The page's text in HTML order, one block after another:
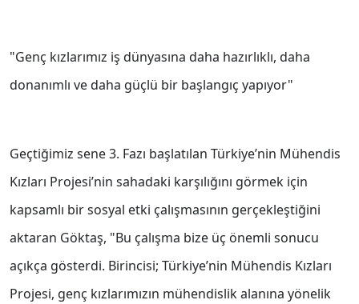
"Genç kızlarımız iş dünyasına daha hazırlıklı, daha
donanımlı ve daha güçlü bir başlangıç yapıyor"
Geçtiğimiz sene 3. Fazı başlatılan Türkiye’nin Mühendis
Kızları Projesi’nin sahadaki karşılığını görmek için
kapsamlı bir sosyal etki çalışmasının gerçekleştiğini
aktaran Göktaş, "Bu çalışma bize üç önemli sonucu
açıkça gösterdi. Birincisi; Türkiye’nin Mühendis Kızları
Projesi, genç kızlarımızın mühendislik alanına yönelik